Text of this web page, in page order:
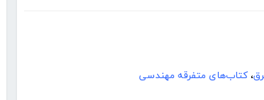
، کتاب‌های متفرقه مهندسی